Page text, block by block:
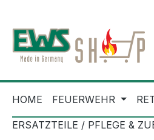
HOME FEUERWEHR
ERSATZTEILE / PFLEGE &